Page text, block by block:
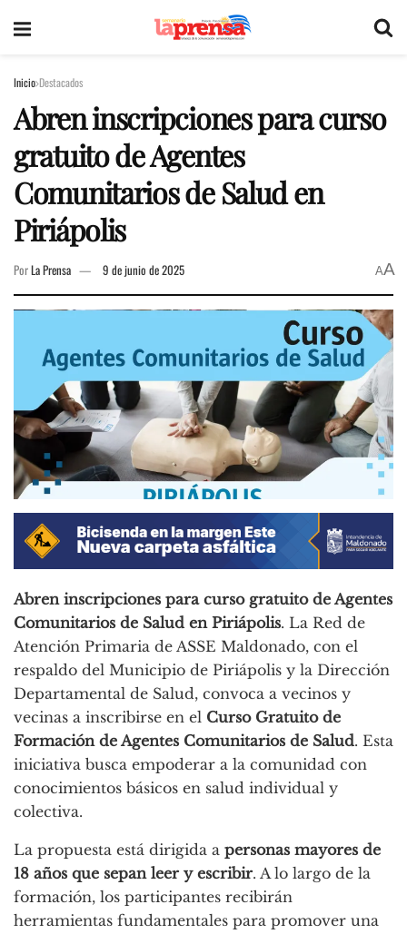
Inicio Destacados
Abren inscripciones para curso
gratuito de Agentes
Comunitarios de Salud en
Piriápolis
PorLa Prensa 9 de junio de 2025 AA
Abren inscripciones para curso gratuito de Agentes
Comunitarios de Salud en Piriápolis. La Red de
Atención Primaria de ASSE Maldonado, con el
respaldo del Municipio de Piriápolis y la Dirección
Departamental de Salud, convoca a vecinos y
vecinas a inscribirse en el Curso Gratuito de
Formación de Agentes Comunitarios de Salud. Esta
iniciativa busca empoderar a la comunidad con
conocimientos básicos en salud individual y
colectiva.
La propuesta está dirigida a personas mayores de
18 años que sepan leer y escribir. A lo largo de la
formación, los participantes recibirán
herramientas fundamentales para promover una